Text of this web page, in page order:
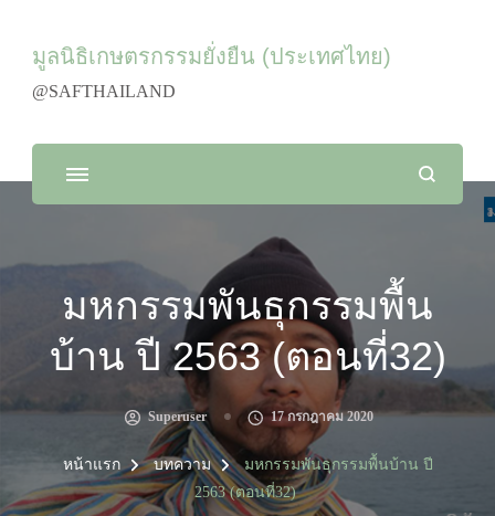
มูลนิธิเกษตรกรรมยั่งยืน (ประเทศไทย)
@SAFTHAILAND
มหกรรมพันธุกรรมพื้น
บ้าน ปี 2563 (ตอนที่32)
Superuser 17 กรกฎาคม 2020
หน้าแรก บทความ
มหกรรมพันธุกรรมพื้นบ้าน ปี
2563 (ตอนที่32)